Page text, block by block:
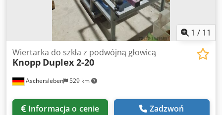
1 / 11
Aschersleben 529 km
Wiertarka do szkła z podwójną głowicą
Knopp Duplex 2-20
Informacja o cenie Zadzwoń